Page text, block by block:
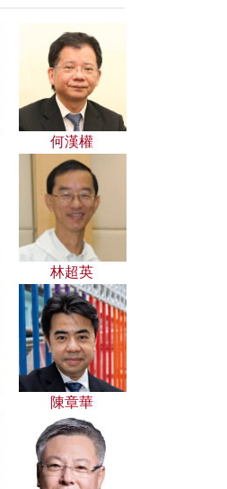
何漢權
林超英
陳章華